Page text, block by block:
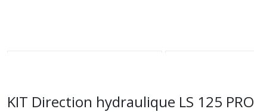
KIT Direction hydraulique LS 125 PRO